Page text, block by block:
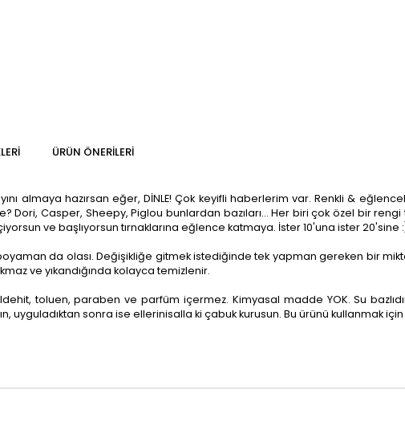
ÜRÜN ÖNERILERI
almaya hazırsan eğer, DİNLE! Çok keyifli haberlerim var. Renkli &
Dori, Casper, Sheepy, Piglou bunlardan bazıları... Her biri çok özel bir
ve başlıyorsun tırnaklarına eğlence katmaya. İster 10'una ister 20'sine
da olası. Değişikliğe gitmek istediğinde tek yapman gereken bir
ve yıkandığında kolayca temizlenir.
toluen, paraben ve parfüm içermez. Kimyasal madde YOK. Su
uyguladıktan sonra ise ellerinisalla ki çabuk kurusun. Bu ürünü kullanmak